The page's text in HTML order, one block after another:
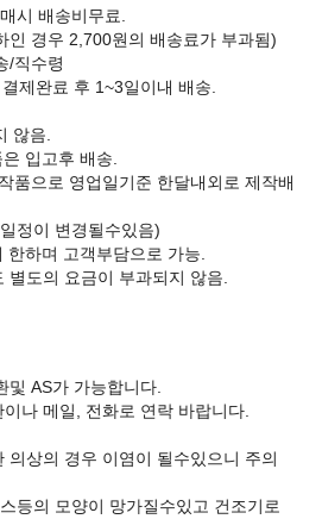
시 배송비무료.
인 경우 2,700원의 배송료가 부과됨)
/직수령
제완료 후 1~3일이내 배송.
않음.
입고후 배송.
품으로 영업일기준 한달내외로 제작배
정이 변경될수있음)
한하며 고객부담으로 가능.
및 AS가 가능합니다.
나 메일, 전화로 연락 바랍니다.
의상의 경우 이염이 될수있으니 주의
등의 모양이 망가질수있고 건조기로